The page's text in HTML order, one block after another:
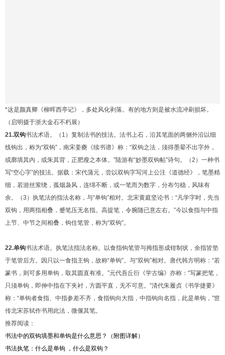
*这是颜真卿《柳晖西亭记》，多处风化剥落。有的地方则是被水流冲刷损坏。
（启明摄于浙大金石不朽展）
21.双钩书法术语。（1）复制法书的技法。法书上石，沿其笔面的两侧外沿以细
线钩出，称为“双钩”，南宋姜夔《续书谱》称：“双钩之法，须得墨晕不出字外，
或廓填其内，或朱其背，正肥瘦之本体。”陆游有“妙墨双钩帖”诗句。（2）一种书
写“空心字”的技法。据载：宋代蒲元，尝以双钩字写河上公注《道德经》，笔墨精
细，若游丝萦绕，孤烟袅风，连绵不断，或一笔而为数字，分布匀稳，风味有
余。（3）执笔法的指法名称，与“单钩”相对。北宋黄庭坚论书：“凡学字时，先当
双钩，用两指相叠，蹙笔压无名指。高提笔，令腕随已意左右。”今以食指与中指
上节、中节之间相叠，钩住笔管，称为“双钩”。
22.单钩书法术语。执笔法指法名称。以食指钩笔管与拇指形成钳制状，余指皆垫
于笔管后方。因只以一食指主钩，故称“单钩”。与“双钩”相对。唐代韩方明称：“若
篆书，则可多用单钩，取其圆直有准。”元代吾丘衍《学古编》亦称：“写篆把笔，
只须单钩，即伸中指在下夹衬，方圆平直，无不可意。”清代朱履贞《书学捷要》
称：“单钩者食指、中指参差不齐，食指钩向大指，中指钩向名指，此是单钩，”世
传北宋苏轼作书用此法，微偃其笔。
推荐阅读：
书法中的双钩填墨和单钩是什么意思？（附图详解）
书法执笔：什么是单钩 ，什么是双钩？